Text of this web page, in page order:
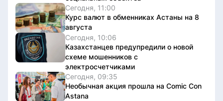
Сегодня, 11:00
Курс валют в обменниках Астаны на 8
августа
Сегодня, 10:06
Казахстанцев предупредили о новой
схеме мошенников с
электросчетчиками
Сегодня, 09:35
Необычная акция прошла на Comic Con
Astana